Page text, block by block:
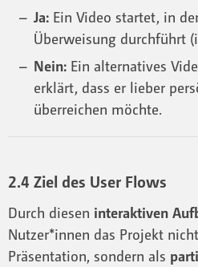
Ja: Ein Video startet, in
Überweisung durchführt
Nein: Ein alternatives
erklärt, dass er lieber
überreichen möchte.
2.4 Ziel des User Flows
Durch diesen interaktiven
Nutzer*innen das Projekt
Präsentation, sondern als